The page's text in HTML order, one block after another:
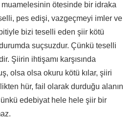
ötesinde bir idraka
pes edişi, vazgeçmeyi imler ve
bizi teselli eden şiir kötü
suçsuzdur. Çünkü teselli
Şiirin ihtişamı karşısında
olsa olsa okuru kötü kılar, şiiri
hür, fail olarak durduğu alanın
edebiyat hele hele şiir bir